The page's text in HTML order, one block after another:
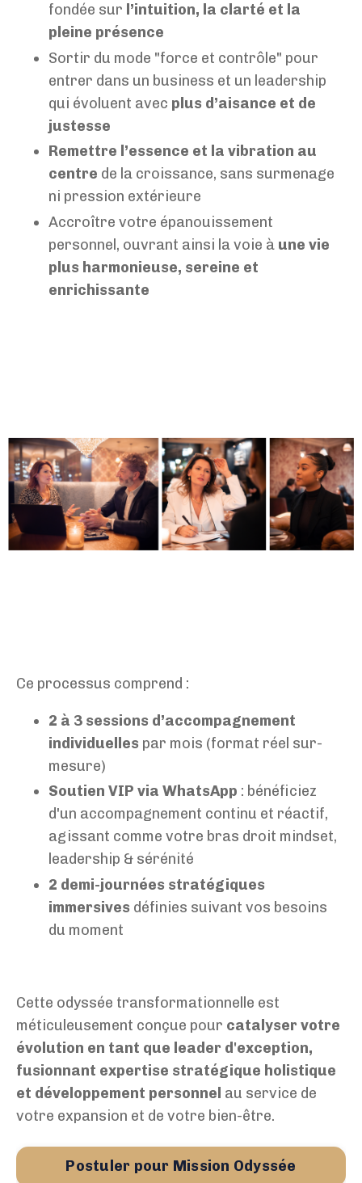
fondée sur l’intuition, la clarté et la
pleine présence
Sortir du mode "force et contrôle" pour
entrer dans un business et un leadership
qui évoluent avec plus d’aisance et de
justesse
Remettre l’essence et la vibration au
centre de la croissance, sans surmenage
ni pression extérieure
Accroître votre épanouissement
personnel, ouvrant ainsi la voie à une vie
plus harmonieuse, sereine et
enrichissante
Ce processus comprend :
2 à 3 sessions d’accompagnement
individuelles par mois (format réel sur-
mesure)
Soutien VIP via WhatsApp : bénéficiez
d'un accompagnement continu et réactif,
agissant comme votre bras droit mindset,
leadership & sérénité
2 demi-journées stratégiques
immersives définies suivant vos besoins
du moment
Cette odyssée transformationnelle est
méticuleusement conçue pour catalyser votre
évolution en tant que leader d'exception,
fusionnant expertise stratégique holistique
et développement personnel au service de
votre expansion et de votre bien-être.
Postuler pour Mission Odyssée